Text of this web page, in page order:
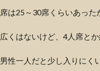
席は25～30席くらいあった
広くはないけど、4人席と
男性一人だと少し入りにく